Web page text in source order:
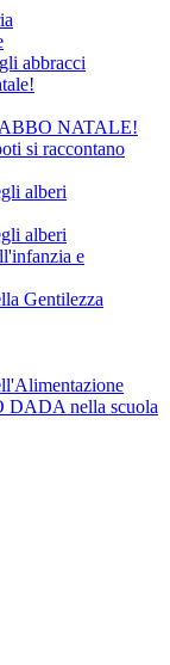
abbracci
NATALE!
si raccontano
alberi
alberi
e
Gentilezza
DADA nella scuola